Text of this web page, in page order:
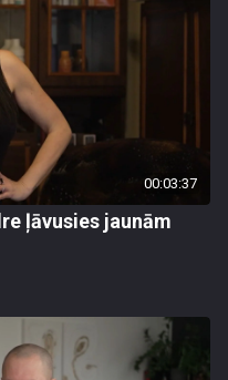
00:03:37
ļāvusies jaunām